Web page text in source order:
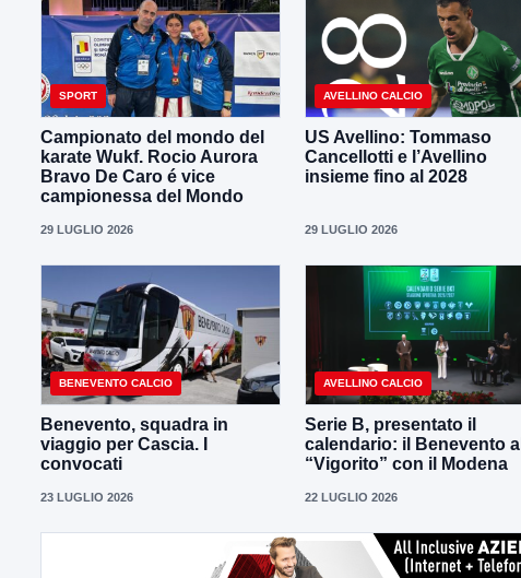
SPORT
Campionato del mondo del
karate Wukf. Rocio Aurora
Bravo De Caro é vice
campionessa del Mondo
29 LUGLIO 2026
AVELLINO CALCIO
US Avellino: Tommaso
Cancellotti e l’Avellino
insieme fino al 2028
29 LUGLIO 2026
BENEVENTO CALCIO
Benevento, squadra in
viaggio per Cascia. I
convocati
23 LUGLIO 2026
AVELLINO CALCIO
Serie B, presentato il
calendario: il Benevento al
“Vigorito” con il Modena
22 LUGLIO 2026